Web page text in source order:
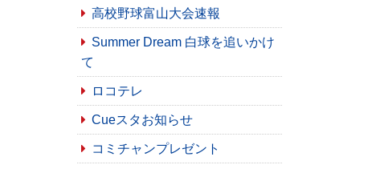
高校野球富山大会速報
Summer Dream 白球を追いかけ
て
ロコテレ
Cueスタお知らせ
コミチャンプレゼント